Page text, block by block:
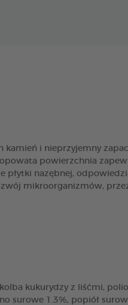
kamień i nieprzyjemny
powierzchnia
nazębnej,
mikroorganizmów,
kukurydzy z liśćmi,
surowe 1.3%, popiół